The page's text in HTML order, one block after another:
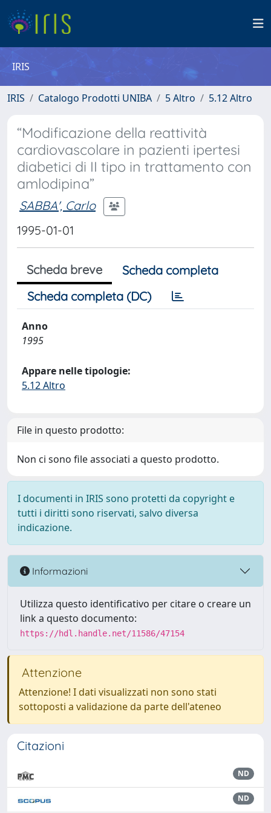
IRIS
IRIS Catalogo Prodotti UNIBA 5 Altro 5.12 Altro
“Modificazione della reattività
cardiovascolare in pazienti ipertesi
diabetici di II tipo in trattamento con
amlodipina”
SABBA', Carlo
1995-01-01
Scheda breve
Scheda completa
Scheda completa (DC)
Anno
1995
Appare nelle tipologie:
5.12 Altro
File in questo prodotto:
Non ci sono file associati a questo prodotto.
I documenti in IRIS sono protetti da copyright e
tutti i diritti sono riservati, salvo diversa
indicazione.
Informazioni
Utilizza questo identificativo per citare o creare un
link a questo documento:
https://hdl.handle.net/11586/47154
Attenzione
Attenzione! I dati visualizzati non sono stati
sottoposti a validazione da parte dell'ateneo
Citazioni
ND
ND